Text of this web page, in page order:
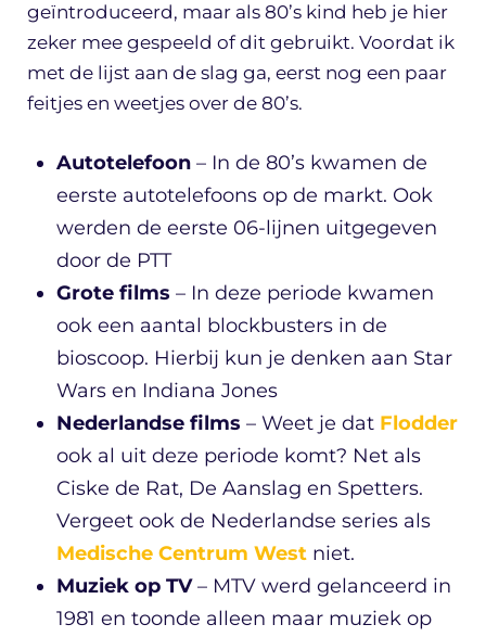
geïntroduceerd, maar als 80’s kind heb je hier
zeker mee gespeeld of dit gebruikt. Voordat ik
met de lijst aan de slag ga, eerst nog een paar
feitjes en weetjes over de 80’s.
Autotelefoon – In de 80’s kwamen de
eerste autotelefoons op de markt. Ook
werden de eerste 06-lijnen uitgegeven
door de PTT
Grote films – In deze periode kwamen
ook een aantal blockbusters in de
bioscoop. Hierbij kun je denken aan Star
Wars en Indiana Jones
Nederlandse films – Weet je dat Flodder
ook al uit deze periode komt? Net als
Ciske de Rat, De Aanslag en Spetters.
Vergeet ook de Nederlandse series als
Medische Centrum West niet.
Muziek op TV– MTV werd gelanceerd in
1981 en toonde alleen maar muziek op